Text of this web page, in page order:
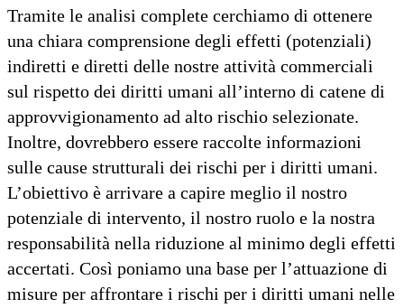
Tramite le analisi complete cerchiamo di ottenere
una chiara comprensione degli effetti (potenziali)
indiretti e diretti delle nostre attività commerciali
sul rispetto dei diritti umani all’interno di catene di
approvvigionamento ad alto rischio selezionate.
Inoltre, dovrebbero essere raccolte informazioni
sulle cause strutturali dei rischi per i diritti umani.
L’obiettivo è arrivare a capire meglio il nostro
potenziale di intervento, il nostro ruolo e la nostra
responsabilità nella riduzione al minimo degli effetti
accertati. Così poniamo una base per l’attuazione di
misure per affrontare i rischi per i diritti umani nelle